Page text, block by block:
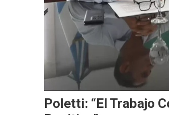
Poletti: “El Trabajo